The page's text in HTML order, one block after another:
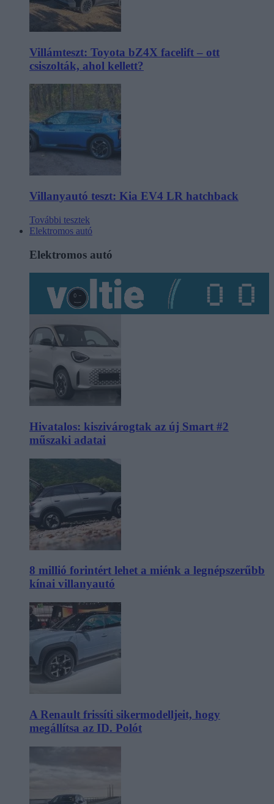
Villámteszt: Toyota bZ4X facelift – ott
csiszolták, ahol kellett?
Villanyautó teszt: Kia EV4 LR hatchback
További tesztek
Elektromos autó
Elektromos autó
Hivatalos: kiszivárogtak az új Smart #2
műszaki adatai
8 millió forintért lehet a miénk a legnépszerűbb
kínai villanyautó
A Renault frissíti sikermodelljeit, hogy
megállítsa az ID. Polót